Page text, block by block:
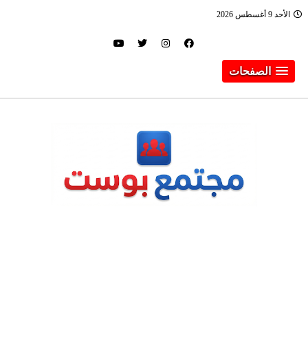
الأحد 9 أغسطس 2026
الصفحات